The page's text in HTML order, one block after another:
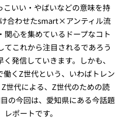
こいい・やばいなどの意味を持
合わせたsmart×アンティル流
関心を集めているドープなコト
てこれから注目されるであろう
発信していきます。しかも、
働くZ世代という、いわばトレン
世代による、Z世代のための読
の今回は、愛知県にある今話題
ポートです。